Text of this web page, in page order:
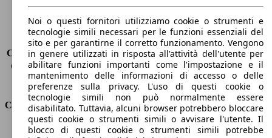
Sedili
5
Carico sul tetto
-
Capacità di traino (senza freni) -
Capacità di traino (con freni)
-
Volume del bagagliaio
375 - 1354 l
Consumi
Emissioni di CO2*
94 g/km (komb.)
Noi o questi fornitori utilizziamo cookie o strumenti e
tecnologie simili necessari per le funzioni essenziali del
sito e per garantirne il corretto funzionamento. Vengono
in genere utilizzati in risposta all'attività dell'utente per
abilitare funzioni importanti come l'impostazione e il
mantenimento delle informazioni di accesso o delle
preferenze sulla privacy. L'uso di questi cookie o
tecnologie simili non può normalmente essere
disabilitato. Tuttavia, alcuni browser potrebbero bloccare
questi cookie o strumenti simili o avvisare l'utente. Il
blocco di questi cookie o strumenti simili potrebbe